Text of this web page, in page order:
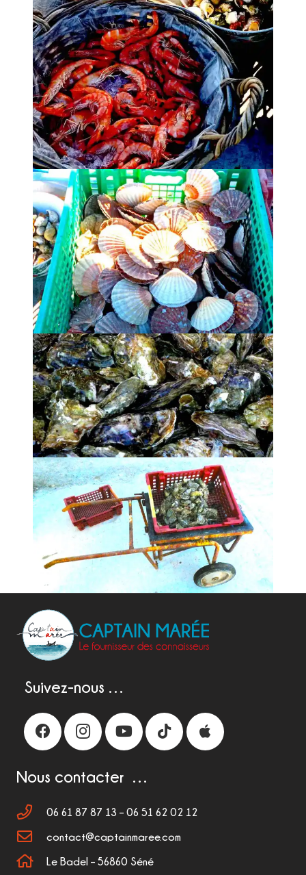
Suivez-nous …
Nous contacter …
06 61 87 87 13 – 06 51 62 02 12
contact@captainmaree.com
Le Badel – 56860 Séné